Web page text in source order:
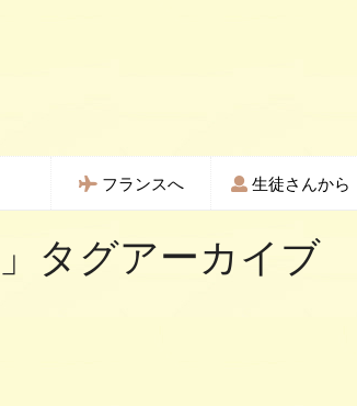
フランスへ 生徒さんから
」タグアーカイブ